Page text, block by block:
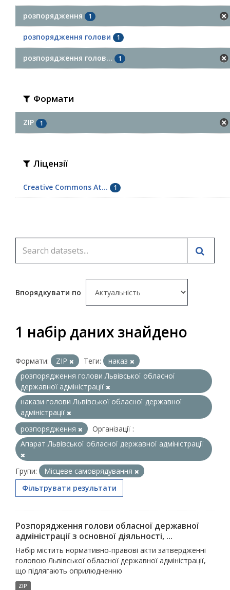
розпорядження 1
розпорядження голови 1
розпорядження голов... 1
Формати
ZIP 1
Ліцензії
Creative Commons At... 1
Впорядкувати по
1 набір даних знайдено
Формати: ZIP Теги:
наказ
розпорядження голови Львівської обласної
державної адміністрації
накази голови Львівської обласної державної
адміністрації
розпорядження
Організації :
Апарат Львівської обласної державної адміністрації
Групи:
Місцеве самоврядування
Фільтрувати результати
Розпорядження голови обласної державної
адміністрації з основної діяльності, ...
Набір містить нормативно-правові акти затвердженні
головою Львівської обласної державної адміністрації,
що підлягають оприлюдненню
ZIP